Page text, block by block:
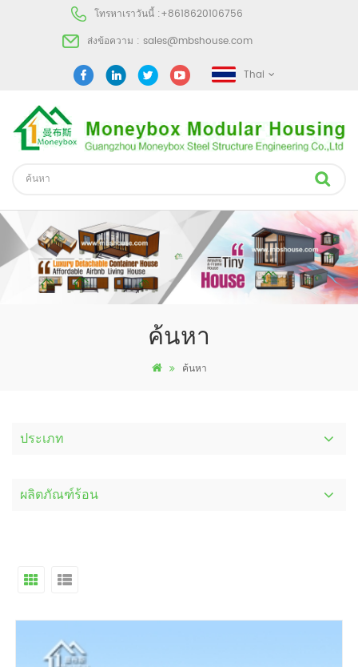
โทรหาเราวันนี้ :+8618620106756
ส่งข้อความ : sales@mbshouse.com
Thai
ค้นหา
ค้นหา
ประเภท
ผลิตภัณฑ์ร้อน